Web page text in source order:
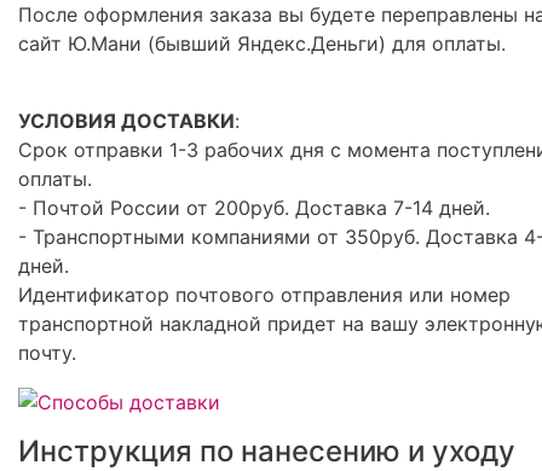
После оформления заказа вы будете переправлены
сайт Ю.Мани (бывший Яндекс.Деньги) для оплаты.
УСЛОВИЯ ДОСТАВКИ:
Срок отправки 1-3 рабочих дня с момента
оплаты.
- Почтой России от 200руб. Доставка 7-14 дней.
- Транспортными компаниями от 350руб. Доставка
дней.
Идентификатор почтового отправления или номер
транспортной накладной придет на вашу
почту.
Инструкция по нанесению и уходу